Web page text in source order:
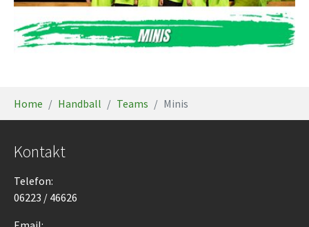
Home Handball Teams Minis
Kontakt
Telefon:
06223 / 46626